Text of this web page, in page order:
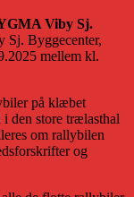
Viby Sj.
Byggecenter,
mellem kl.
på klæbet
den store trælasthal
om rallybilen
og